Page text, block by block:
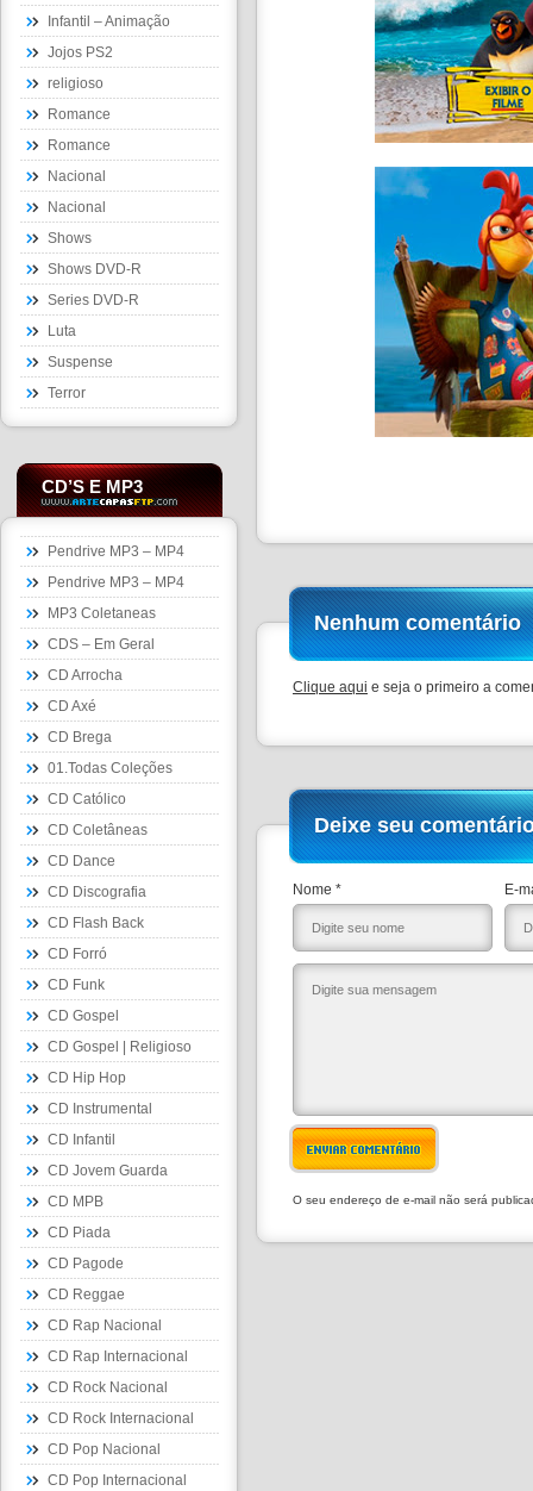
Infantil – Animação
Jojos PS2
religioso
Romance
Romance
Nacional
Nacional
Shows
Shows DVD-R
Series DVD-R
Luta
Suspense
Terror
CD’S E MP3
Pendrive MP3 – MP4
Pendrive MP3 – MP4
MP3 Coletaneas
CDS – Em Geral
CD Arrocha
CD Axé
CD Brega
01.Todas Coleções
CD Católico
CD Coletâneas
CD Dance
CD Discografia
CD Flash Back
CD Forró
CD Funk
CD Gospel
CD Gospel | Religioso
CD Hip Hop
CD Instrumental
CD Infantil
CD Jovem Guarda
CD MPB
CD Piada
CD Pagode
CD Reggae
CD Rap Nacional
CD Rap Internacional
CD Rock Nacional
CD Rock Internacional
CD Pop Nacional
CD Pop Internacional
Nenhum comentário
Clique aqui e seja o primeiro a
Deixe seu
Nome * E-
ENVIAR COMENTÁRIO
O seu endereço de e-mail não será